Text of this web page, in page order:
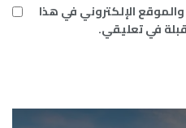
الإلكتروني في هذا
في تعليقي.